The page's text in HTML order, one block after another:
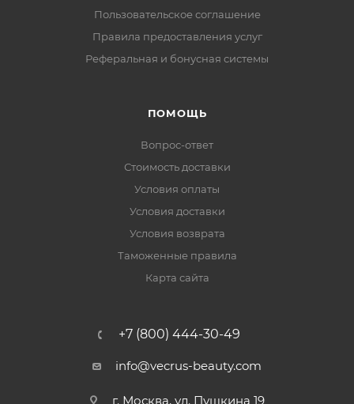
Пользовательское соглашение
Правила предоставления услуг
Реферальная и бонусная системы
ПОМОЩЬ
Вопрос-ответ
Стоимость доставки
Условия оплаты
Условия доставки
Условия возврата
Таможенные правила
Карта сайта
+7 (800) 444-30-49
info@vecrus-beauty.com
г. Москва, ул. Пушкина 19